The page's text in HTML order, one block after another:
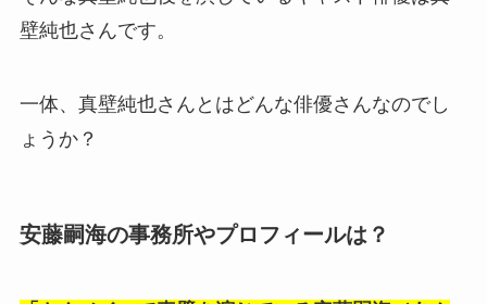
壁純也さんです。
一体、真壁純也さんとはどんな俳優さんなのでし
ょうか？
安藤嗣海の事務所やプロフィールは？